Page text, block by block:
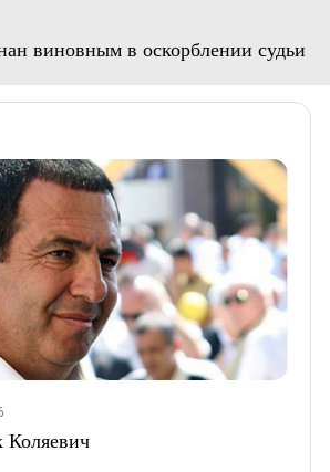
виновным в оскорблении судьи
Коляевич